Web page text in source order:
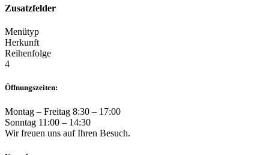
Zusatzfelder
Menütyp
Herkunft
Reihenfolge
4
Öffnungszeiten:
Montag – Freitag 8:30 – 17:00
Sonntag 11:00 – 14:30
Wir freuen uns auf Ihren Besuch.